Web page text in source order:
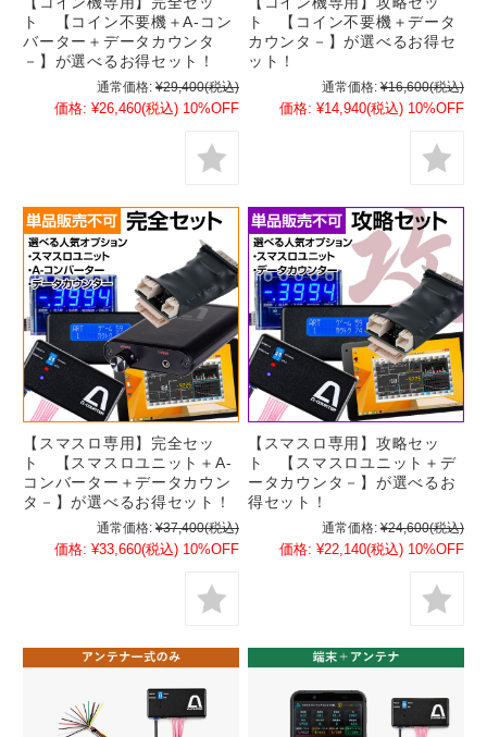
ト 【コイン不要機＋A-コン
バーター＋データカウンタ
－】が選べるお得セット！
通常価格: ¥29,400(税込)
価格: ¥26,460(税込) 10%OFF
ト 【コイン不要機＋データ
カウンタ－】が選べるお得セ
ット！
通常価格: ¥16,600(税込)
価格: ¥14,940(税込) 10%OFF
【スマスロ専用】完全セッ
ト 【スマスロユニット＋A-
コンバーター＋データカウン
タ－】が選べるお得セット！
通常価格: ¥37,400(税込)
価格: ¥33,660(税込) 10%OFF
【スマスロ専用】攻略セッ
ト 【スマスロユニット＋デ
ータカウンタ－】が選べるお
得セット！
通常価格: ¥24,600(税込)
価格: ¥22,140(税込) 10%OFF